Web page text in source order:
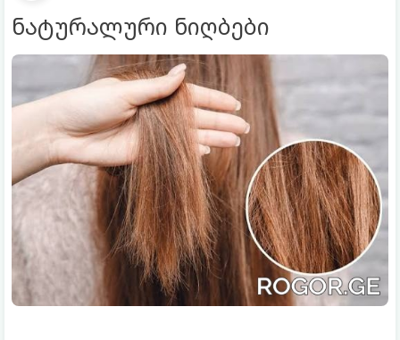
ნატურალური ნიღბები